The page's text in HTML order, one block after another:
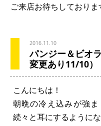
ご来店お待ちしておりま
2016.11.10
パンジー＆ビオ
変更あり11/10）
こんにちは！
朝晩の冷え込みが強
続々と耳にするようにな